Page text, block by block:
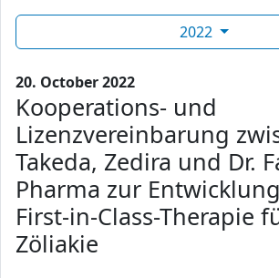
2022
20. October 2022
Kooperations- und
Lizenzvereinbarung
Takeda, Zedira und Dr.
Pharma zur
First-in-Class-Therapie
Zöliakie